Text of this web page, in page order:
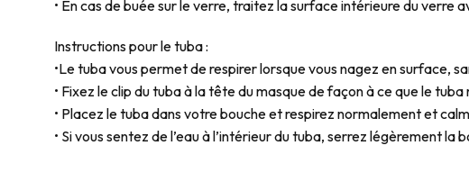
• En cas de buée sur le verre, traitez la surface intérieure du verre
Instructions pour le tuba :
•Le tuba vous permet de respirer lorsque vous nagez en surface,
• Fixez le clip du tuba à la tête du masque de façon à ce que le
• Placez le tuba dans votre bouche et respirez normalement et
• Si vous sentez de l’eau à l’intérieur du tuba, serrez légèrement